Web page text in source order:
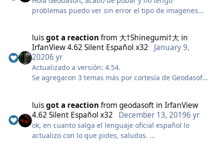
problemas puedo ver sin error el tipo de imagenes
luisgot a reaction from 大†Shinegumi†大 in
IrfanView 4.62 Silent Español x32
January 9,
20206 yr
Actualizado a versión: 4.54.
Se agregaron 3 temas más por cortesía de Geodasoft.
tuve que realizar la traducción, así que si hay algún
error por favor notificar para solucionarlo, gracias.
luisgot a reaction fromgeodasoft inIrfanView
4.62 Silent Español x32
December 13, 20196 yr
ok, en cuanto salga el lenguaje oficial español lo
actualizo con lo que pides, saludos.